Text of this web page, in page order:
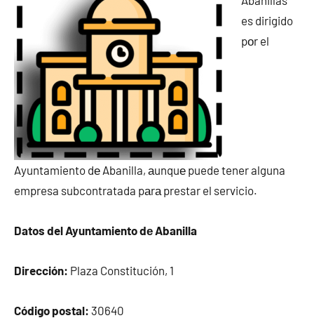
es dirigido
pοr el
Ayuntamiento dе Abanilla, аunquе puede tener alguna
empresa subcontratada pаrа prestar el servicio.
Datos del Ayuntamiento dе Abanilla
Dirección: Plaza Constitución, 1
Código postal: 30640